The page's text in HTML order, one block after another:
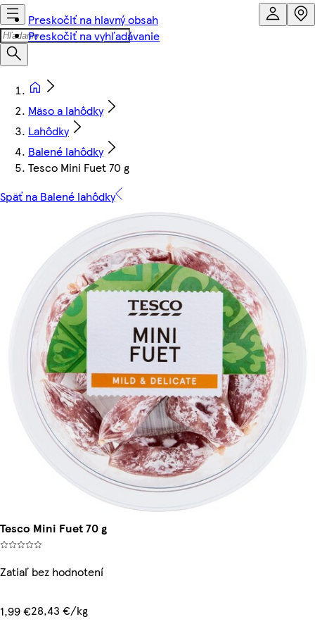
Preskočiť na hlavný obsah
Preskočiť na vyhľadávanie
Mäso a lahôdky
Lahôdky
Balené lahôdky
Tesco Mini Fuet 70 g
Späť na Balené lahôdky
Tesco Mini Fuet 70 g
Zatiaľ bez hodnotení
1,99 €28,43 €/kg